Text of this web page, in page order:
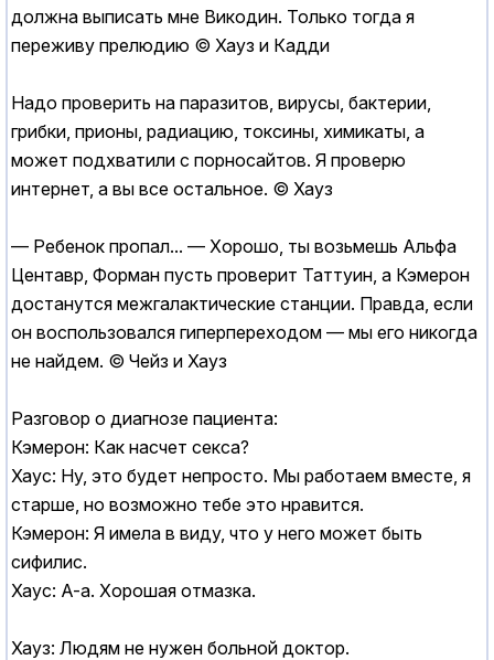
должна выписать мне Викодин. Только тогда я
переживу прелюдию © Хауз и Кадди
Надо проверить на паразитов, вирусы, бактерии,
грибки, прионы, радиацию, токсины, химикаты, а
может подхватили с порносайтов. Я проверю
интернет, а вы все остальное. © Хауз
— Ребенок пропал... — Хорошо, ты возьмешь Альфа
Центавр, Форман пусть проверит Таттуин, а Кэмерон
достанутся межгалактические станции. Правда, если
он воспользовался гиперпереходом — мы его никогда
не найдем. © Чейз и Хауз
Разговор о диагнозе пациента:
Кэмерон: Как насчет cекcа?
Хаус: Ну, это будет непросто. Мы работаем вместе, я
старше, но возможно тебе это нравится.
Кэмерон: Я имела в виду, что у него может быть
сифилис.
Хаус: А-а. Хорошая отмазка.
Хауз: Людям не нужен больной доктор.